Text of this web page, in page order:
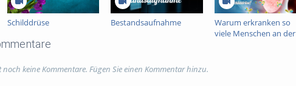
Schilddrüse Bestandsaufnahme
Warum erkranken so
viele Menschen an der
noch keine Kommentare. Fügen Sie einen Kommentar hinzu.